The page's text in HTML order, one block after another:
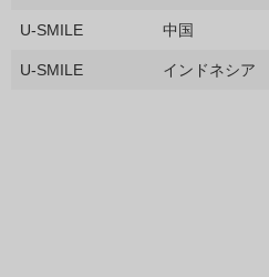
U-SMILE 中国
U-SMILE インドネシア